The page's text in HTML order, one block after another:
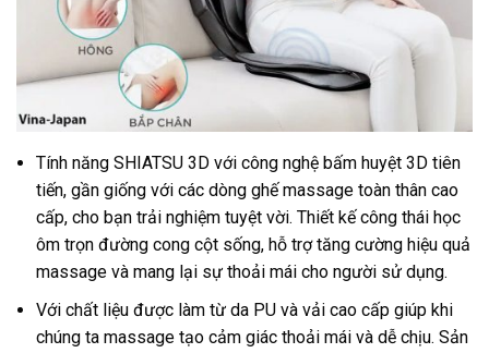
Tính năng SHIATSU 3D với công nghệ bấm huyệt 3D tiên
tiến, gần giống với các dòng ghế massage toàn thân cao
cấp, cho bạn trải nghiệm tuyệt vời. Thiết kế công thái học
ôm trọn đường cong cột sống, hỗ trợ tăng cường hiệu quả
massage và mang lại sự thoải mái cho người sử dụng.
Với chất liệu được làm từ da PU và vải cao cấp giúp khi
chúng ta massage tạo cảm giác thoải mái và dễ chịu. Sản